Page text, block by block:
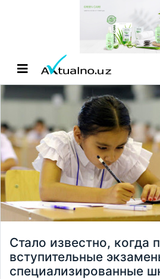
Стало известно, когда
вступительные
специализированные